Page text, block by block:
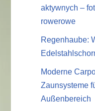
aktywnych –
rowerowe
Regenhaube:
Moderne
Zaunsysteme
Außenbereich